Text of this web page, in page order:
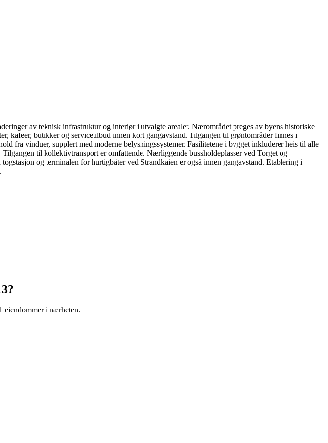
av teknisk infrastruktur og interiør i utvalgte arealer. Nærområdet preges av byens historiske
kafeer, butikker og servicetilbud innen kort gangavstand. Tilgangen til grøntområder finnes i
fra vinduer, supplert med moderne belysningssystemer. Fasilitetene i bygget inkluderer heis til alle
til kollektivtransport er omfattende. Nærliggende bussholdeplasser ved Torget og
og terminalen for hurtigbåter ved Strandkaien er også innen gangavstand. Etablering i
?
eiendommer i nærheten.